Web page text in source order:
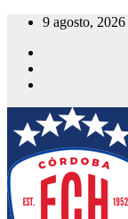
Saltar
contenido
9 agosto, 2026